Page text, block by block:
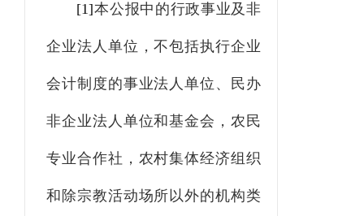
[1]本公报中的行政事业及非
企业法人单位，不包括执行企业
会计制度的事业法人单位、民办
非企业法人单位和基金会，农民
专业合作社，农村集体经济组织
和除宗教活动场所以外的机构类